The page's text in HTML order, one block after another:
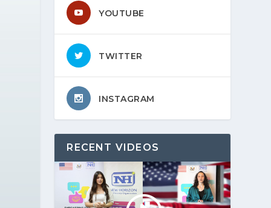
YOUTUBE
TWITTER
INSTAGRAM
RECENT VIDEOS